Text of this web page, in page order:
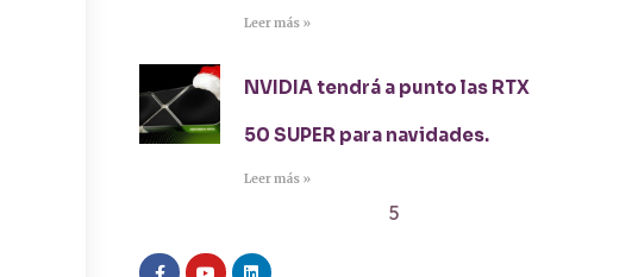
Leer más »
NVIDIA tendrá a punto las RTX
50 SUPER para navidades.
Leer más »
5